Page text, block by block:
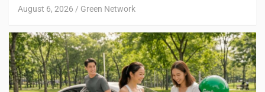
August 6, 2026 Green Network